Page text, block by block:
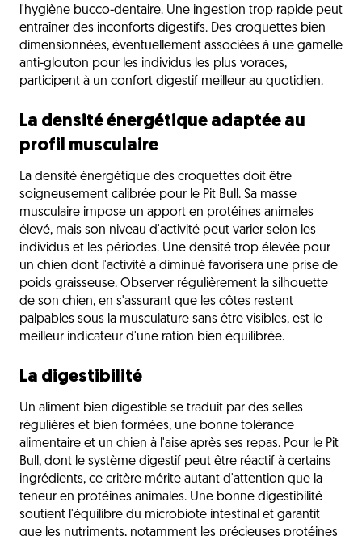
l'hygiène bucco-dentaire. Une ingestion trop rapide peut
entraîner des inconforts digestifs. Des croquettes bien
dimensionnées, éventuellement associées à une gamelle
anti-glouton pour les individus les plus voraces,
participent à un confort digestif meilleur au quotidien.
La densité énergétique adaptée au
profil musculaire
La densité énergétique des croquettes doit être
soigneusement calibrée pour le Pit Bull. Sa masse
musculaire impose un apport en protéines animales
élevé, mais son niveau d'activité peut varier selon les
individus et les périodes. Une densité trop élevée pour
un chien dont l'activité a diminué favorisera une prise de
poids graisseuse. Observer régulièrement la silhouette
de son chien, en s'assurant que les côtes restent
palpables sous la musculature sans être visibles, est le
meilleur indicateur d'une ration bien équilibrée.
La digestibilité
Un aliment bien digestible se traduit par des selles
régulières et bien formées, une bonne tolérance
alimentaire et un chien à l'aise après ses repas. Pour le Pit
Bull, dont le système digestif peut être réactif à certains
ingrédients, ce critère mérite autant d'attention que la
teneur en protéines animales. Une bonne digestibilité
soutient l'équilibre du microbiote intestinal et garantit
que les nutriments, notamment les précieuses protéines